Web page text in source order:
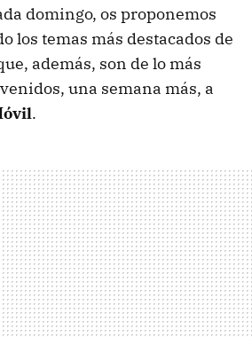
domingo, os proponemos
los temas más destacados de
además, son de lo más
una semana más, a
.